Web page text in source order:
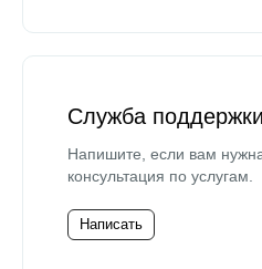
Служба поддержки
Напишите, если вам
консультация по услугам.
Написать